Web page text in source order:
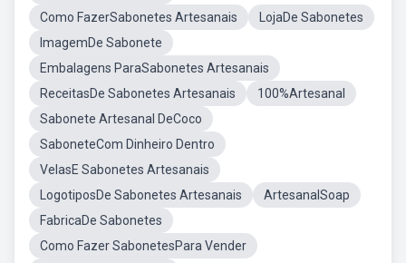
Como FazerSabonetes Artesanais
LojaDe Sabonetes
ImagemDe Sabonete
Embalagens ParaSabonetes Artesanais
ReceitasDe Sabonetes Artesanais
100%Artesanal
Sabonete Artesanal DeCoco
SaboneteCom Dinheiro Dentro
VelasE Sabonetes Artesanais
LogotiposDe Sabonetes Artesanais
ArtesanalSoap
FabricaDe Sabonetes
Como Fazer SabonetesPara Vender